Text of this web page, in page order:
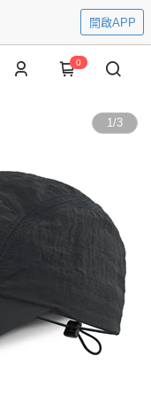
開啟APP
0
1/3